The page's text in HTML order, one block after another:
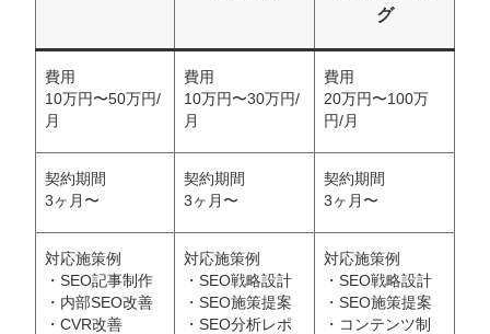
グ
費用
10万円〜50万円/
月
費用
10万円〜30万円/
月
費用
20万円〜100万
円/月
契約期間
3ヶ月〜
契約期間
3ヶ月〜
契約期間
3ヶ月〜
対応施策例
・SEO記事制作
・内部SEO改善
・CVR改善
対応施策例
・SEO戦略設計
・SEO施策提案
・SEO分析レポ
対応施策例
・SEO戦略設計
・SEO施策提案
・コンテンツ制